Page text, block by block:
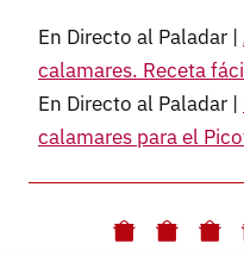
En Directo al Paladar |
calamares. Receta
En Directo al Paladar |
calamares para el